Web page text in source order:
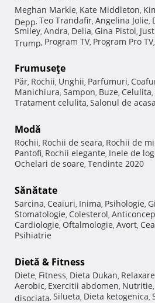
Meghan Markle, Kate Middleton,
Depp, Teo Trandafir, Angelina Jolie,
Smiley, Andra, Delia, Gina Pistol,
Trump, Program TV, Program Pro TV,
Frumuseţe
Păr, Rochii, Unghii, Parfumuri,
Manichiura, Sampon, Buze, Celulita,
Tratament celulita, Salonul de acasa
Modă
Rochii, Rochii de seara, Rochii de
Pantofi, Rochii elegante, Inele de
Ochelari de soare, Tendinte 2020
Sănătate
Sarcina, Ceaiuri, Inima, Psihologie,
Stomatologie, Colesterol,
Cardiologie, Oftalmologie, Avort,
Psihiatrie
Dietă & Fitness
Diete, Fitness, Dieta Dukan, Relaxare
Aerobic, Exercitii abdomen, Nutritie,
disociata, Silueta, Dieta ketogenica,